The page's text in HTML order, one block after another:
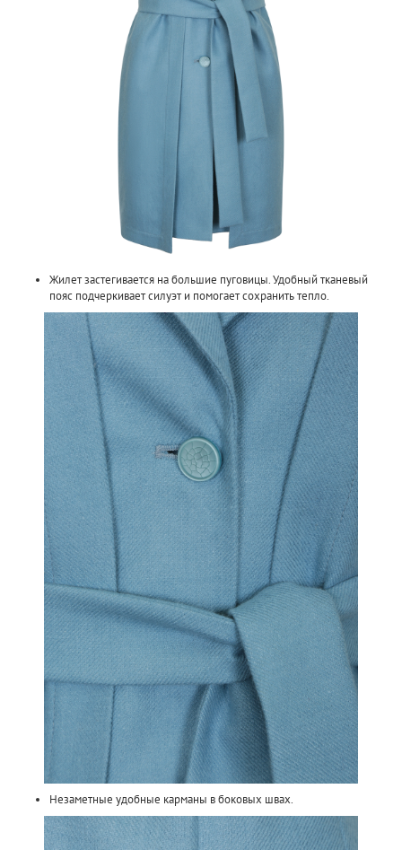
Жилет застегивается на большие пуговицы. Удобный тканевый
пояс подчеркивает силуэт и помогает сохранить тепло.
Незаметные удобные карманы в боковых швах.